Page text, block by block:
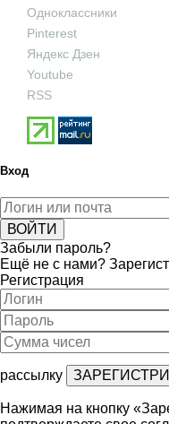
Одноклассники
Pinterest
Яндекс Дзен
Youtube
RSS
Вход
Забыли пароль?
Ещё не с нами?
Регистрация
рассылку
Нажимая на кнопку